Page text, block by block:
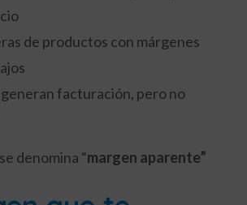
de productos con márgenes
facturación, pero no
denomina “margen aparente”